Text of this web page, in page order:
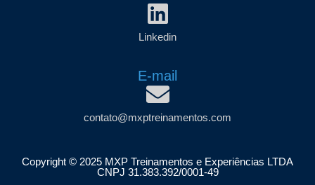
Linkedin
E-mail
contato@mxptreinamentos.com
Copyright © 2025 MXP Treinamentos e Experiências LTDA
CNPJ 31.383.392/0001-49